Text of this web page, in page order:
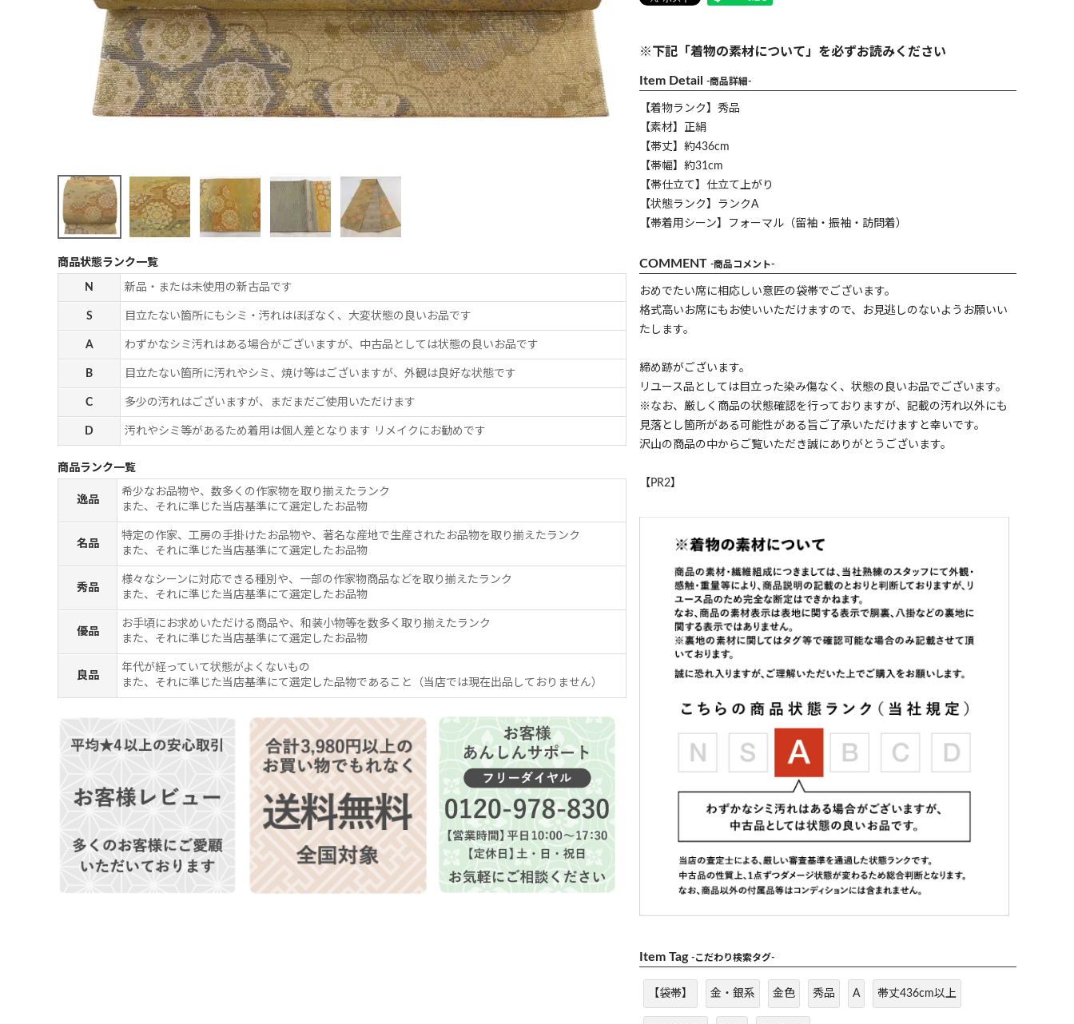
商品状態ランク一覧
N 新品・または未使用の新古品です
S 目立たない箇所にもシミ・汚れはほぼなく、大変状態の良いお品です
A わずかなシミ汚れはある場合がございますが、中古品としては状態の良いお品です
B 目立たない箇所に汚れやシミ、焼け等はございますが、外観は良好な状態です
C 多少の汚れはございますが、まだまだご使用いただけます
D 汚れやシミ等があるため着用は個人差となります リメイクにお勧めです
商品ランク一覧
逸品
希少なお品物や、数多くの作家物を取り揃えたランク
また、それに準じた当店基準にて選定したお品物
名品
特定の作家、工房の手掛けたお品物や、著名な産地で生産されたお品物を取り揃えたランク
また、それに準じた当店基準にて選定したお品物
秀品
様々なシーンに対応できる種別や、一部の作家物商品などを取り揃えたランク
また、それに準じた当店基準にて選定したお品物
優品
お手頃にお求めいただける商品や、和装小物等を数多く取り揃えたランク
また、それに準じた当店基準にて選定したお品物
良品
年代が経っていて状態がよくないもの
また、それに準じた当店基準にて選定した品物であること（当店では現在出品しておりません）
※下記「着物の素材について」を必ずお読みください
Item Detail -商品詳細-
【着物ランク】秀品
【素材】正絹
【帯丈】約436cm
【帯幅】約31cm
【帯仕立て】仕立て上がり
【状態ランク】ランクA
【帯着用シーン】フォーマル（留袖・振袖・訪問着）
COMMENT -商品コメント-
おめでたい席に相応しい意匠の袋帯でございます。
格式高いお席にもお使いいただけますので、お見逃しのないようお願いい
たします。
締め跡がございます。
リユース品としては目立った染み傷なく、状態の良いお品でございます。
※なお、厳しく商品の状態確認を行っておりますが、記載の汚れ以外にも
見落とし箇所がある可能性がある旨ご了承いただけますと幸いです。
沢山の商品の中からご覧いただき誠にありがとうございます。
【PR2】
Item Tag -こだわり検索タグ-
【袋帯】 金・銀系 金色 秀品 A 帯丈436cm以上